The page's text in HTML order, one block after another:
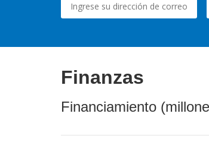
Finanzas
Financiamiento